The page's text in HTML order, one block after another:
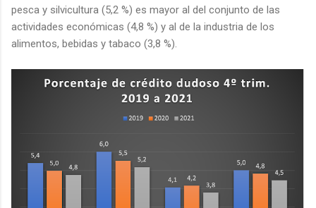
pesca y silvicultura (5,2 %) es mayor al del conjunto de las
actividades económicas (4,8 %) y al de la industria de los
alimentos, bebidas y tabaco (3,8 %).